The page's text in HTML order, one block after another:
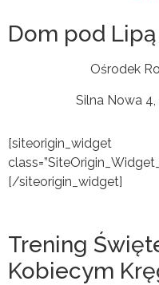
Dom pod Lipą
Ośrodek
Silna Nowa
[siteorigin_widget
[/siteorigin_widget]
Trening
Kobiecym